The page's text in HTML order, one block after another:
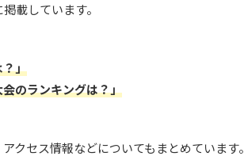
載しています。
？」
のランキングは？」
クセス情報などについてもまとめています。